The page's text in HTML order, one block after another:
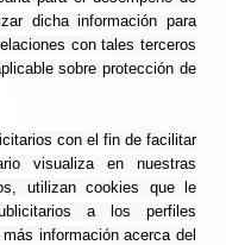
dicha información para
con tales terceros
sobre protección de
con el fin de facilitar
visualiza en nuestras
utilizan cookies que le
a los perfiles
información acerca del